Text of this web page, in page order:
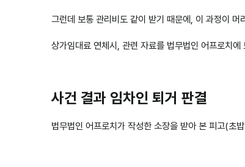
그런데 보통 관리비도 같이 받기 때문에, 이 과정이
상가임대료 연체시, 관련 자료를 법무법인 어프로치
사건 결과 임차인 퇴거 판결
법무법인 어프로치가 작성한 소장을 받아 본 피고(초